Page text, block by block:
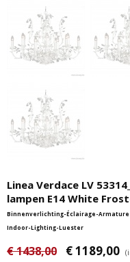
Linea Verdace LV
lampen E14 White
Binnenverlichting-Éclairage-
Indoor-Lighting-Luester
€ 1438,00 € 1189,00